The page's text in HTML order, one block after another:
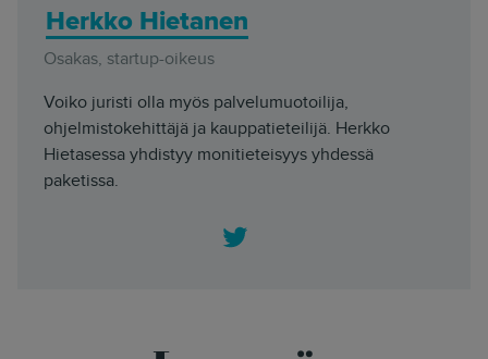
Herkko Hietanen
Osakas, startup-oikeus
Voiko juristi olla myös palvelumuotoilija,
ohjelmistokehittäjä ja kauppatieteilijä. Herkko
Hietasessa yhdistyy monitieteisyys yhdessä
paketissa.